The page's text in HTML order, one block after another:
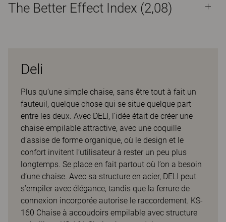
The Better Effect Index (2,08)
Deli
Plus qu’une simple chaise, sans être tout à fait un
fauteuil, quelque chose qui se situe quelque part
entre les deux. Avec DELI, l’idée était de créer une
chaise empilable attractive, avec une coquille
d’assise de forme organique, où le design et le
confort invitent l’utilisateur à rester un peu plus
longtemps. Se place en fait partout où l’on a besoin
d’une chaise. Avec sa structure en acier, DELI peut
s’empiler avec élégance, tandis que la ferrure de
connexion incorporée autorise le raccordement. KS-
160 Chaise à accoudoirs empilable avec structure